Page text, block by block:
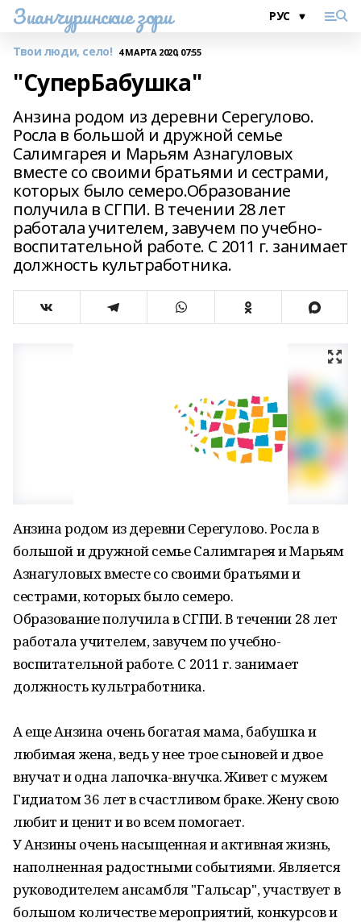
Зианчуринские зори
Твои люди, село! 4 МАРТА 2020, 07:55
"СуперБабушка"
Анзина родом из деревни Серегулово.
Росла в большой и дружной семье
Салимгарея и Марьям Азнагуловых
вместе со своими братьями и сестрами,
которых было семеро.Образование
получила в СГПИ. В течении 28 лет
работала учителем, завучем по учебно-
воспитательной работе. С 2011 г. занимает
должность культработника.
Анзина родом из деревни Серегулово. Росла в
большой и дружной семье Салимгарея и Марьям
Азнагуловых вместе со своими братьями и
сестрами, которых было семеро.
Образование получила в СГПИ. В течении 28 лет
работала учителем, завучем по учебно-
воспитательной работе. С 2011 г. занимает
должность культработника.
А еще Анзина очень богатая мама, бабушка и
любимая жена, ведь у нее трое сыновей и двое
внучат и одна лапочка-внучка. Живет с мужем
Гидиатом 36 лет в счастливом браке. Жену свою
любит и ценит и во всем помогает.
У Анзины очень насыщенная и активная жизнь,
наполненная радостными событиями. Является
руководителем ансамбля "Гальсар", участвует в
большом количестве мероприятий, конкурсов и